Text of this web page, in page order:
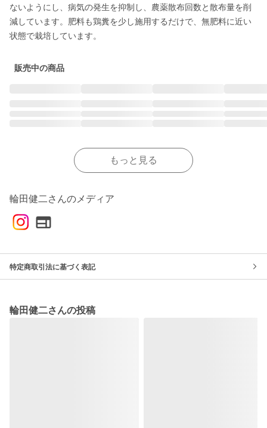
ないようにし、病気の発生を抑制し、農薬散布回数と散布量を削
減しています。肥料も鶏糞を少し施用するだけで、無肥料に近い
状態で栽培しています。
販売中の商品
もっと見る
輪田健二さんのメディア
特定商取引法に基づく表記
輪田健二さんの投稿